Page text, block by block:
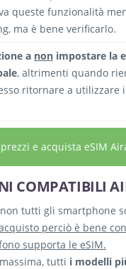
queste funzionalità
ma è bene verificarlo.
a non impostare la
, altrimenti quando
ritornare a utilizzare
e acquista eSIM
COMPATIBILI
tutti gli smartphone
perciò è bene
supporta le eSIM.
tutti i modelli